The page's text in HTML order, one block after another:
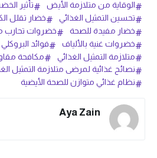
الوقاية من متلازمة الأيض
تأثير
تحسين التمثيل الغذائي
خضار تقلل
خضار مفيدة للصحة
خضروات تحارب
خضروات غنية بالألياف
فوائد
متلازمة التمثيل الغذائي
مكافحة
نصائح غذائية لمرضى متلازمة التمثيل
نظام غذائي متوازن للصحة الأيضية
Aya Zain